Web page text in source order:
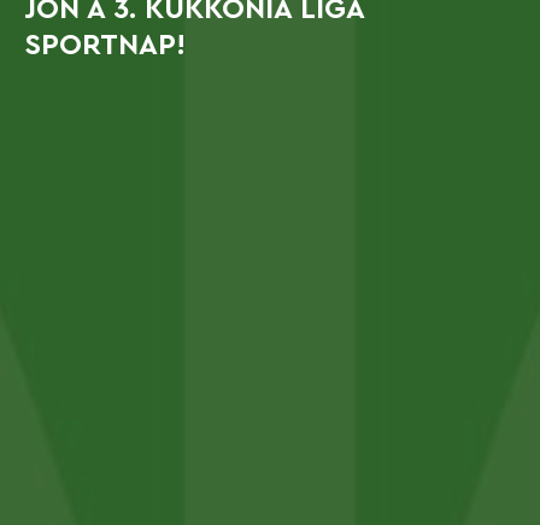
JÖN A 3. KUKKONIA LIGA
SPORTNAP!